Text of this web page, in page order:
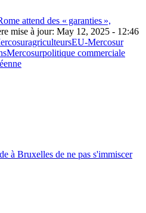
attend des « garanties »,
mise à jour: May 12, 2025 - 12:46
agriculteursEU-Mercosur
Mercosurpolitique commerciale
à Bruxelles de ne pas s'immiscer